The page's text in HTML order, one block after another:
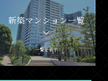
新築マンション一覧
一覧を表示